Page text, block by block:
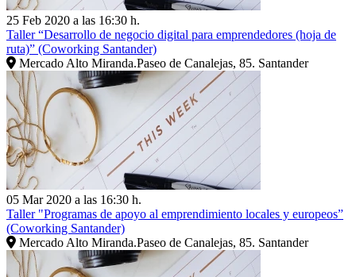
25 Feb 2020 a las 16:30 h.
Taller “Desarrollo de negocio digital para emprendedores (hoja de
ruta)” (Coworking Santander)
Mercado Alto Miranda.Paseo de Canalejas, 85. Santander
05 Mar 2020 a las 16:30 h.
Taller "Programas de apoyo al emprendimiento locales y europeos”
(Coworking Santander)
Mercado Alto Miranda.Paseo de Canalejas, 85. Santander